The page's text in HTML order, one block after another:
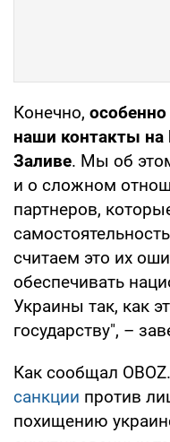
Конечно,
наши контакты
Заливе. Мы об
и о сложном
партнеров,
считаем это их
обеспечивать
Украины так, как
государству", –
Как сообщал
санкции против
похищению